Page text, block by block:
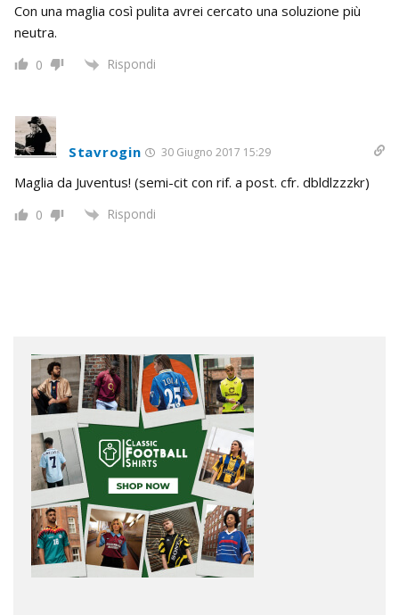
Con una maglia così pulita avrei cercato una soluzione più
neutra.
0 Rispondi
Stavrogin 30 Giugno 2017 15:29
Maglia da Juventus! (semi-cit con rif. a post. cfr. dbldlzzzkr)
0 Rispondi